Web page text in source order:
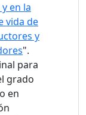
en la
vida de
y
".
para
grado
en